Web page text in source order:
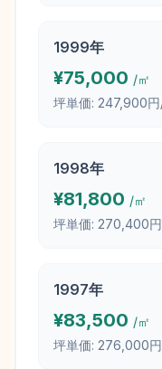
1999年
¥75,000 /㎡
坪単価: 247,900
1998年
¥81,800 /㎡
坪単価: 270,400
1997年
¥83,500 /㎡
坪単価: 276,000